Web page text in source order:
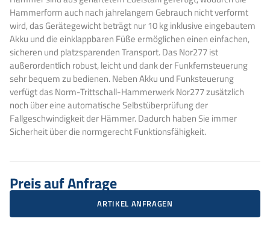
Hammerform auch nach jahrelangem Gebrauch nicht verformt
wird, das Gerätegewicht beträgt nur 10 kg inklusive eingebautem
Akku und die einklappbaren Füße ermöglichen einen einfachen,
sicheren und platzsparenden Transport. Das Nor277 ist
außerordentlich robust, leicht und dank der Funkfernsteuerung
sehr bequem zu bedienen. Neben Akku und Funksteuerung
verfügt das Norm-Trittschall-Hammerwerk Nor277 zusätzlich
noch über eine automatische Selbstüberprüfung der
Fallgeschwindigkeit der Hämmer. Dadurch haben Sie immer
Sicherheit über die normgerecht Funktionsfähigkeit.
Preis auf Anfrage
ARTIKEL ANFRAGEN